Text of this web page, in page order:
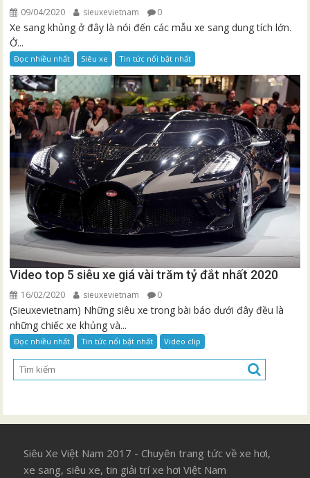
09/04/2020 sieuxevietnam 0
Xe sang khủng ở đây là nói đến các mẫu xe sang dung tích lớn.
Ở...
Đọc nhiều nhất Siêu xe Tin tức nổi bật nhất
Video top 5 siêu xe giá vài trăm tỷ đắt nhất 2020
16/02/2020 sieuxevietnam 0
(Sieuxevietnam) Những siêu xe trong bài báo dưới đây đều là
những chiếc xe khủng và...
Đọc nhiều nhất Tin tức nổi bật nhất Video clip
Siêu Xe Việt Nam 2017 - Chuyên trang tức về xe hơi,
xe sang, siêu xe, tin giải trí xe hơi Việt Nam